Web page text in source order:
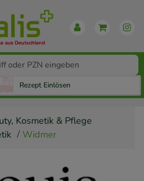
Rezept Einlösen
Kosmetik & Pflege
Widmer